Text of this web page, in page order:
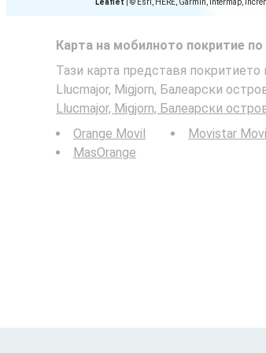
Leaflet © Esri, HERE, Garmin, Intermap,
Карта на мобилното покритие по
Тази карта представя
Llucmajor, Migjorn, Балеарски
Llucmajor, Migjorn, Балеарски
Orange Movil
MasOrange
Movistar